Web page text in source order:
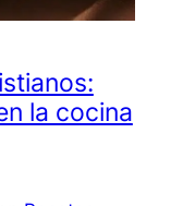
la cocina